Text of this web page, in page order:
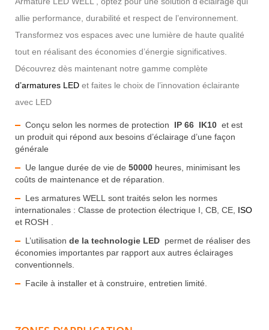
allie performance, durabilité et respect de l’environnement.
Transformez vos espaces avec une lumière de haute qualité
tout en réalisant des économies d’énergie significatives.
Découvrez dès maintenant notre gamme complète
d’armatures LED et faites le choix de l’innovation éclairante
avec LED
Conçu selon les normes de protection IP 66 IK10 et est
un produit qui répond aux besoins d’éclairage d’une façon
générale
Ue langue durée de vie de 50000 heures, minimisant les
coûts de maintenance et de réparation.
Les armatures WELL sont traités selon les normes
internationales : Classe de protection électrique I, CB, CE, ISO
et ROSH .
L’utilisation de la technologie LED permet de réaliser des
économies importantes par rapport aux autres éclairages
conventionnels.
Facile à installer et à construire, entretien limité.